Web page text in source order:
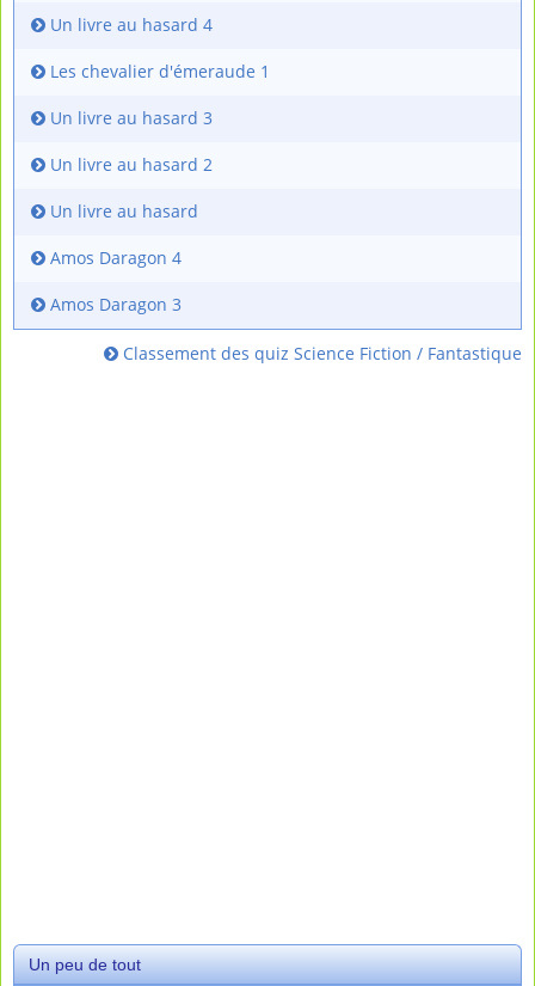
Un livre au hasard 4
Les chevalier d'émeraude 1
Un livre au hasard 3
Un livre au hasard 2
Un livre au hasard
Amos Daragon 4
Amos Daragon 3
Classement des quiz Science Fiction / Fantastique
Un peu de tout